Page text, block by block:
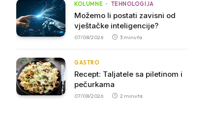
KOLUMNE TEHNOLOGIJA
Možemo li postati zavisni od
vještačke inteligencije?
07/08/2026 3 minuta
GASTRO
Recept: Taljatele sa piletinom i
pečurkama
07/08/2026 2 minuta